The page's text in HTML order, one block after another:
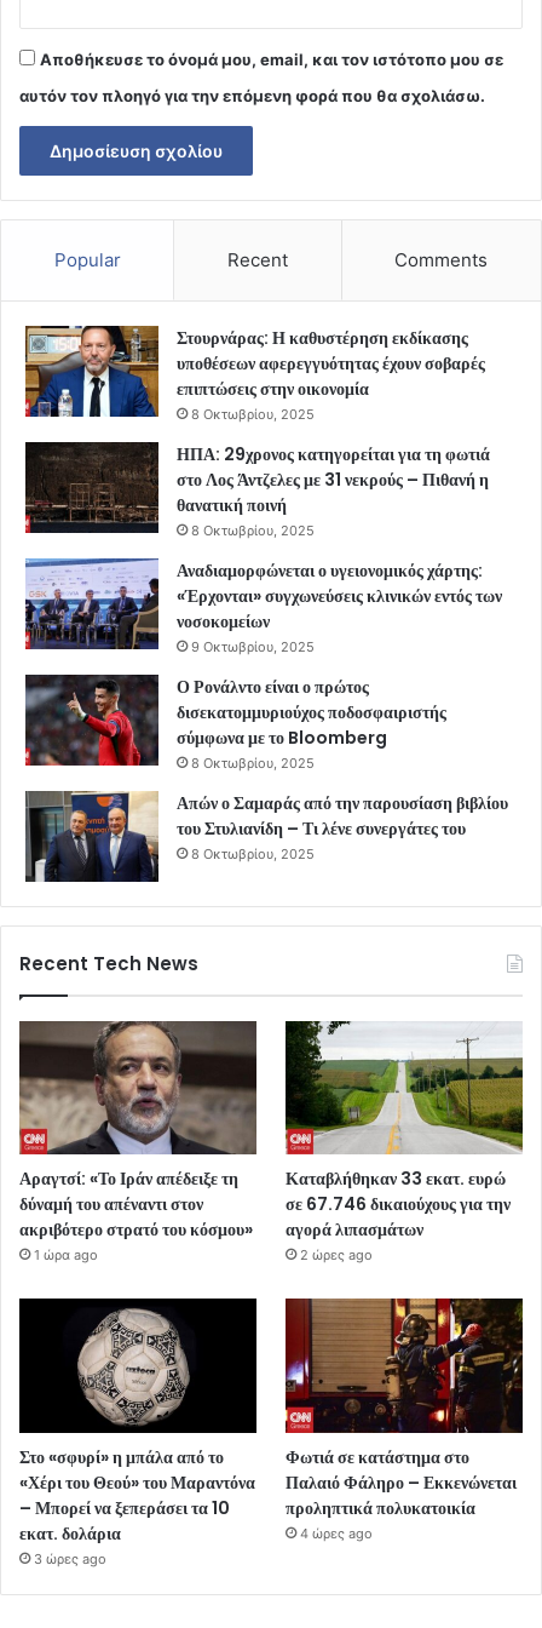
Αποθήκευσε το όνομά μου, email, και τον ιστότοπο μου σε
αυτόν τον πλοηγό για την επόμενη φορά που θα σχολιάσω.
Popular Recent Comments
Στουρνάρας: Η καθυστέρηση εκδίκασης
υποθέσεων αφερεγγυότητας έχουν σοβαρές
επιπτώσεις στην οικονομία
8 Οκτωβρίου, 2025
ΗΠΑ: 29χρονος κατηγορείται για τη φωτιά
στο Λος Άντζελες με 31 νεκρούς – Πιθανή η
θανατική ποινή
8 Οκτωβρίου, 2025
Αναδιαμορφώνεται ο υγειονομικός χάρτης:
«Έρχονται» συγχωνεύσεις κλινικών εντός των
νοσοκομείων
9 Οκτωβρίου, 2025
Ο Ρονάλντο είναι ο πρώτος
δισεκατομμυριούχος ποδοσφαιριστής
σύμφωνα με το Bloomberg
8 Οκτωβρίου, 2025
Απών ο Σαμαράς από την παρουσίαση βιβλίου
του Στυλιανίδη – Τι λένε συνεργάτες του
8 Οκτωβρίου, 2025
Recent Tech News
Αραγτσί: «Το Ιράν απέδειξε τη
δύναμή του απέναντι στον
ακριβότερο στρατό του κόσμου»
1 ώρα ago
Καταβλήθηκαν 33 εκατ. ευρώ
σε 67.746 δικαιούχους για την
αγορά λιπασμάτων
2 ώρες ago
Στο «σφυρί» η μπάλα από το
«Χέρι του Θεού» του Μαραντόνα
– Μπορεί να ξεπεράσει τα 10
εκατ. δολάρια
3 ώρες ago
Φωτιά σε κατάστημα στο
Παλαιό Φάληρο – Εκκενώνεται
προληπτικά πολυκατοικία
4 ώρες ago